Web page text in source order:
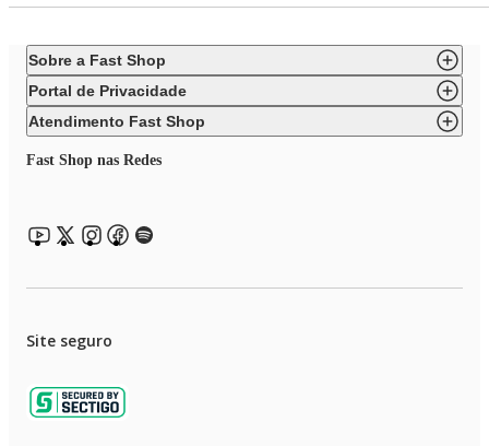
Sobre a Fast Shop
Portal de Privacidade
Atendimento Fast Shop
Fast Shop nas Redes
Site seguro